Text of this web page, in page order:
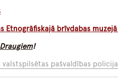
Etnogrāfiskajā brīvdabas muzejā
Draugiem!
valstspilsētas pašvaldības policija